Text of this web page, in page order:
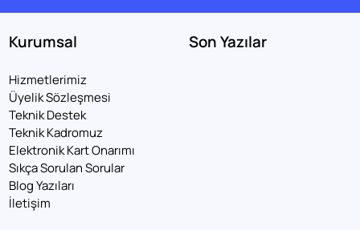
Kurumsal
Hizmetlerimiz
Üyelik Sözleşmesi
Teknik Destek
Teknik Kadromuz
Elektronik Kart Onarımı
Sıkça Sorulan Sorular
Blog Yazıları
İletişim
Son Yazılar